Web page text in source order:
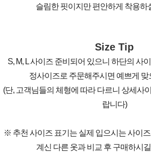
슬림한 핏이지만 편안하게 착용하
Size Tip
S, M, L 사이즈 준비되어 있으니 하단의 사
정사이즈로 주문해주시면 예쁘게 맞
(단, 고객님들의 체형에 따라 다르니 상세사
랍니다)
※ 추천 사이즈 표기는 실제 입으시는 사이
계신 다른 옷과 비교 후 구매하시